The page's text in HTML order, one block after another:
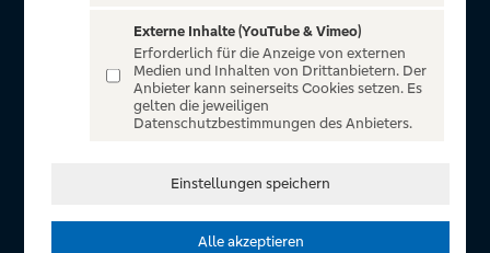
für alle Kunden der Volksbanken Raiffeisenbanken. Auf
unserem einzigartigen Portal finden Sie Tickets für
atemberaubende Konzerte, Musicals und Shows, die
Fußball-Bundesliga sowie die Champions League und die
In Zusammenarbeit mit
Externe Inhalte (YouTube & Vimeo)
Erforderlich für die Anzeige von externen
Medien und Inhalten von Drittanbietern. Der
Anbieter kann seinerseits Cookies setzen. Es
gelten die jeweiligen
Datenschutzbestimmungen des Anbieters.
Einstellungen speichern
Alle akzeptieren